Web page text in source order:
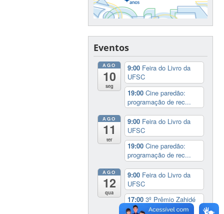
Eventos
AGO
10
seg
9:00 Feira do Livro da
UFSC
19:00Cine paredão:
programação de rec...
AGO
11
ter
9:00 Feira do Livro da
UFSC
19:00Cine paredão:
programação de rec...
AGO
12
qua
9:00 Feira do Livro da
UFSC
17:003º Prêmio Zahidé
Muzart